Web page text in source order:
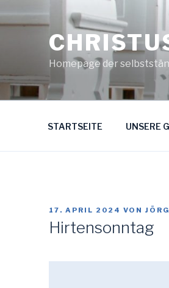
Homepage der
STARTSEITE UNSERE
VERÖFFENTLICHT
17. APRIL 2024 VON
Hirtensonntag